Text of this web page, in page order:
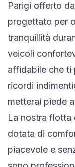
Parigi offerto
progettato per
tranquillità
veicoli
affidabile che ti
ricordi
metterai piede
La nostra flotta
dotata di
piacevole e